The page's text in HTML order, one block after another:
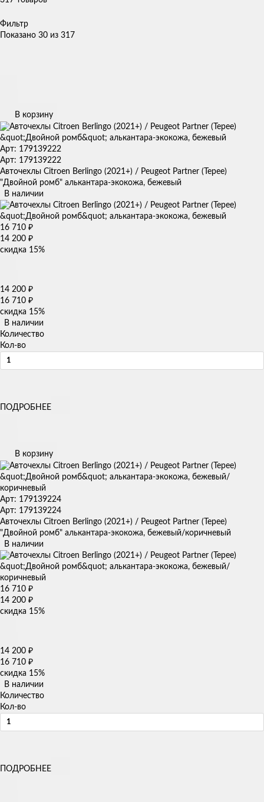
Фильтр
Показано 30 из 317
В корзину
Арт: 179139222
Арт: 179139222
Авточехлы Citroen Berlingo (2021+) / Peugeot Partner (Tepee)
"Двойной ромб" алькантара-экокожа, бежевый
В наличии
16 710 ₽
14 200 ₽
скидка 15%
14 200 ₽
16 710 ₽
скидка 15%
В наличии
Количество
Кол-во
ПОДРОБНЕЕ
В корзину
Арт: 179139224
Арт: 179139224
Авточехлы Citroen Berlingo (2021+) / Peugeot Partner (Tepee)
"Двойной ромб" алькантара-экокожа, бежевый/коричневый
В наличии
16 710 ₽
14 200 ₽
скидка 15%
14 200 ₽
16 710 ₽
скидка 15%
В наличии
Количество
Кол-во
ПОДРОБНЕЕ